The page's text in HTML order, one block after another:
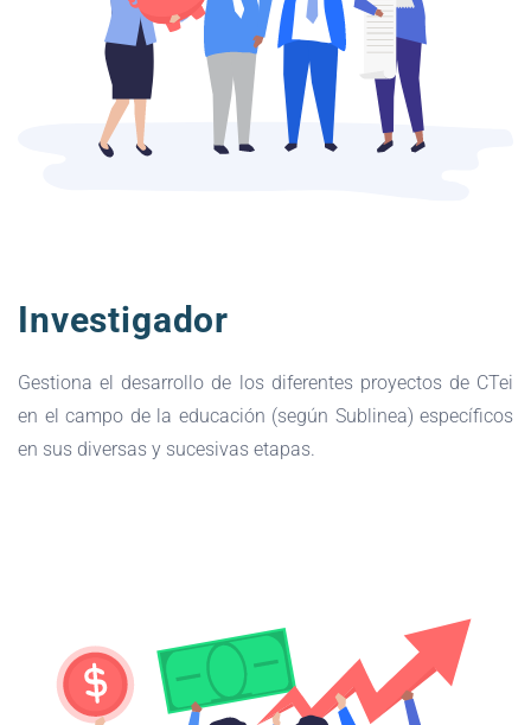
Investigador
Gestiona el desarrollo de los diferentes proyectos de CTei
en el campo de la educación (según Sublinea) específicos
en sus diversas y sucesivas etapas.